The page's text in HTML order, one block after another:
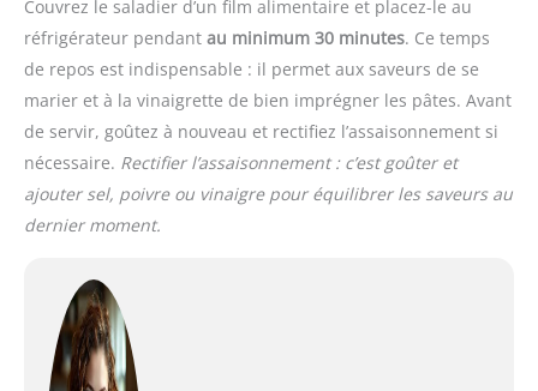
Couvrez le saladier d’un film alimentaire et placez-le au
réfrigérateur pendant au minimum 30 minutes. Ce temps
de repos est indispensable : il permet aux saveurs de se
marier et à la vinaigrette de bien imprégner les pâtes. Avant
de servir, goûtez à nouveau et rectifiez l’assaisonnement si
nécessaire. Rectifier l’assaisonnement : c’est goûter et
ajouter sel, poivre ou vinaigre pour équilibrer les saveurs au
dernier moment.